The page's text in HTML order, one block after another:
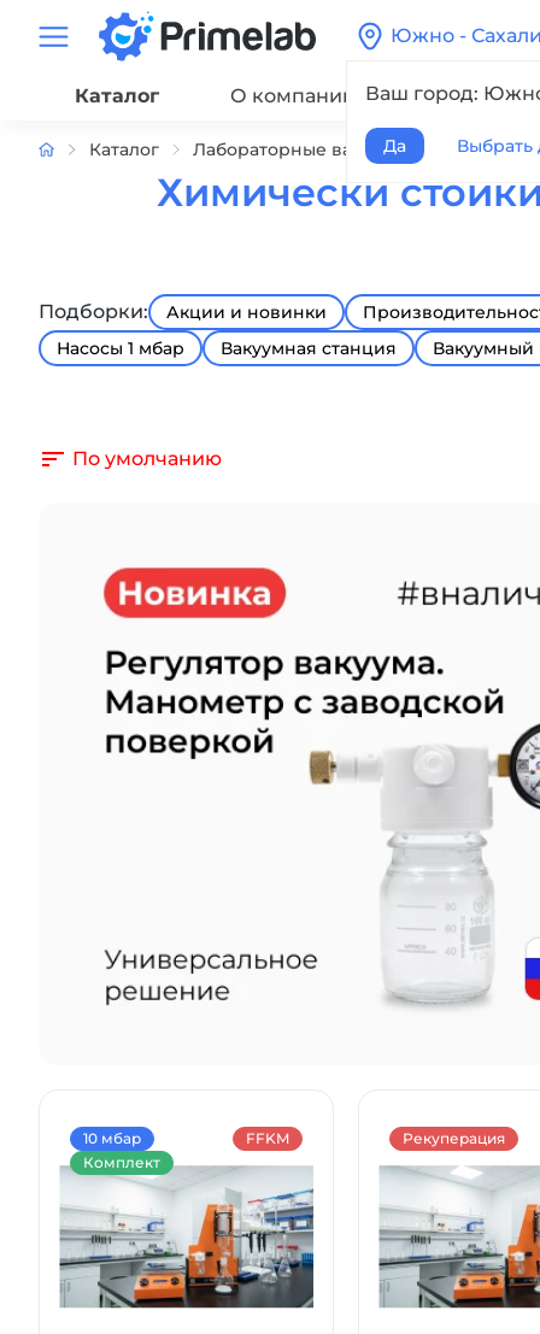
Южно -
Ваш город:
Да Выбрать
Каталог О компании Сервис
Каталог Лабораторные вакуумные насосы
Химически
Подборки: Акции и новинки
Насосы 1 мбар
Вакуумная станция Вакуумный
По умолчанию
10 мбар
FFKM
Комплект
Рекуперация